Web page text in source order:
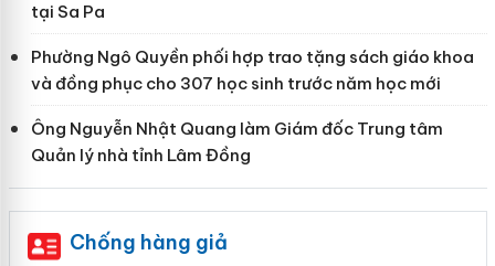
tại Sa Pa
Phường Ngô Quyền phối hợp trao tặng sách giáo khoa
và đồng phục cho 307 học sinh trước năm học mới
Ông Nguyễn Nhật Quang làm Giám đốc Trung tâm
Quản lý nhà tỉnh Lâm Đồng
Chống hàng giả